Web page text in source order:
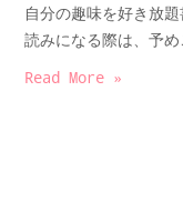
自分の趣味を好き放
読みになる際は、予
Read More »